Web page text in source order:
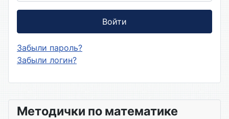
Методички по математике
Войти
Забыли пароль?
Забыли логин?